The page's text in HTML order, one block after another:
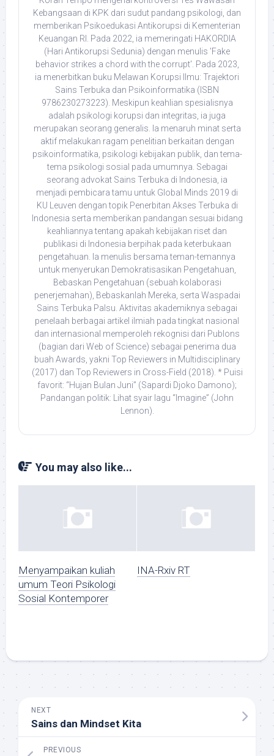
Kebangsaan di KPK dari sudut pandang psikologi, dan
memberikan Psikoedukasi Antikorupsi di Kementerian
Keuangan RI. Pada 2022, ia memeringati HAKORDIA
(Hari Antikorupsi Sedunia) dengan menulis 'Fake
behavior strikes a chord with the corrupt'. Pada 2023,
ia menerbitkan buku Melawan Korupsi Ilmu: Trajektori
Sains Terbuka dan Psikoinformatika (ISBN
9786230273223). Meskipun keahlian spesialisnya
adalah psikologi korupsi dan integritas, ia juga
merupakan seorang generalis. Ia menaruh minat serta
aktif melakukan ragam penelitian berkaitan dengan
psikoinformatika, psikologi kebijakan publik, dan tema-
tema psikologi sosial pada umumnya. Sebagai
seorang advokat Sains Terbuka di Indonesia, ia
menjadi pembicara tamu untuk Global Minds 2019 di
KU Leuven dengan topik Penerbitan Akses Terbuka di
Indonesia serta memberikan pandangan sesuai bidang
keahliannya tentang apakah kebijakan riset dan
publikasi di Indonesia berpihak pada keterbukaan
pengetahuan. Ia menulis bersama teman-temannya
untuk menyerukan Demokratisasikan Pengetahuan,
Bebaskan Pengetahuan (sebuah kolaborasi
penerjemahan), Bebaskanlah Mereka, serta Waspadai
Sains Terbuka Palsu. Aktivitas akademiknya sebagai
penelaah berbagai artikel ilmiah pada tingkat nasional
dan internasional memperoleh rekognisi dari Publons
(bagian dari Web of Science) sebagai penerima dua
buah Awards, yakni Top Reviewers in Multidisciplinary
(2017) dan Top Reviewers in Cross-Field (2018). * Puisi
favorit: “Hujan Bulan Juni” (Sapardi Djoko Damono);
Pandangan politik: Lihat syair lagu “Imagine” (John
Lennon).
You may also like...
Menyampaikan kuliah
umum Teori Psikologi
Sosial Kontemporer
INA-Rxiv RT
NEXT
Sains dan Mindset Kita
PREVIOUS